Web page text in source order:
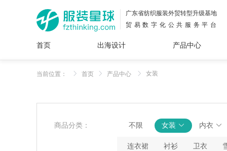
广东省纺织服装外贸转型升级基地
贸易数字化公共服务平台
首页 出海设计 产品中心
当前位置： 首页 产品中心 女装
商品分类： 不限 女装 内衣
连衣裙 衬衫 卫衣